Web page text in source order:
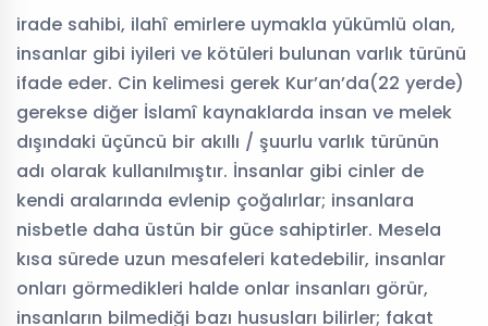
irade sahibi, ilahî emirlere uymakla yükümlü olan,
insanlar gibi iyileri ve kötüleri bulunan varlık türünü
ifade eder. Cin kelimesi gerek Kur’an’da(22 yerde)
gerekse diğer İslamî kaynaklarda insan ve melek
dışındaki üçüncü bir akıllı / şuurlu varlık türünün
adı olarak kullanılmıştır. İnsanlar gibi cinler de
kendi aralarında evlenip çoğalırlar; insanlara
nisbetle daha üstün bir güce sahiptirler. Mesela
kısa sürede uzun mesafeleri katedebilir, insanlar
onları görmedikleri halde onlar insanları görür,
insanların bilmediği bazı hususları bilirler; fakat